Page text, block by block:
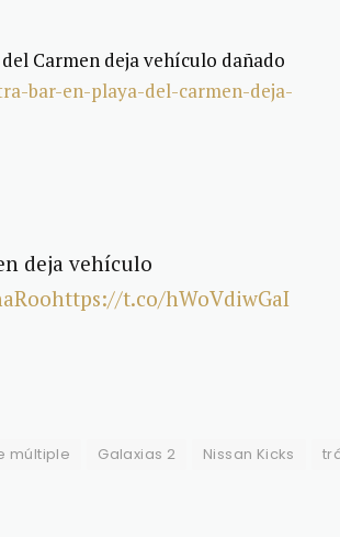
Carmen deja vehículo dañado
bar-en-playa-del-carmen-deja-
deja vehículo
https://t.co/hWoVdiwGaI
múltiple Galaxias 2 Nissan Kicks